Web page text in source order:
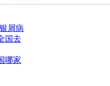
屑病
国去
哪家